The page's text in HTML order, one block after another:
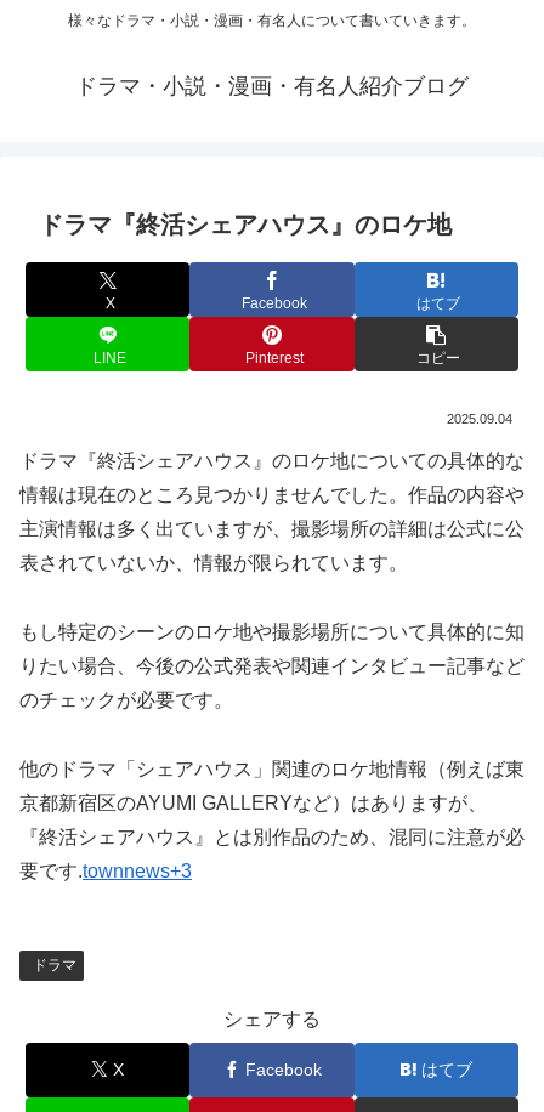
様々なドラマ・小説・漫画・有名人について書いていきます。
ドラマ・小説・漫画・有名人紹介ブログ
ドラマ『終活シェアハウス』のロケ地
X Facebook はてブ
LINE Pinterest コピー
2025.09.04
ドラマ『終活シェアハウス』のロケ地についての具体的な
情報は現在のところ見つかりませんでした。作品の内容や
主演情報は多く出ていますが、撮影場所の詳細は公式に公
表されていないか、情報が限られています。
もし特定のシーンのロケ地や撮影場所について具体的に知
りたい場合、今後の公式発表や関連インタビュー記事など
のチェックが必要です。
他のドラマ「シェアハウス」関連のロケ地情報（例えば東
京都新宿区のAYUMI GALLERYなど）はありますが、
『終活シェアハウス』とは別作品のため、混同に注意が必
要です.townnews+3
ドラマ
シェアする
X Facebook はてブ